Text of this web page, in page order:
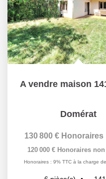
Domérat
130 800 €
120 000 € Honoraires
Honoraires : 9% TTC à la charge